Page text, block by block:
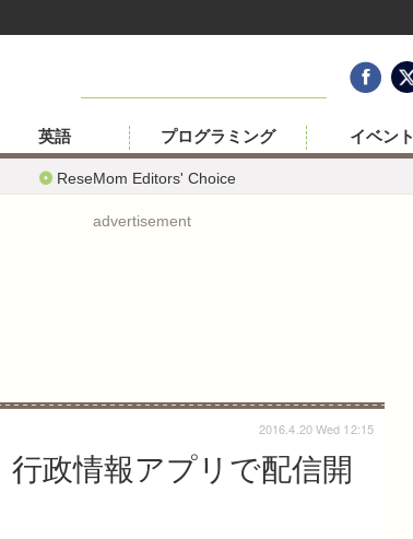
ReseMom Editors' Choice
英語 プログラミング イベント
advertisement
政情報アプリで配信開
2016.4.20 Wed 12:15